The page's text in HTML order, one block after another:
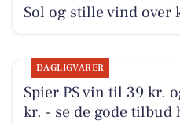
Sol og stille vind over
DAGLIGVARER
Spier PS vin til 39 kr.
kr. - se de gode tilbud